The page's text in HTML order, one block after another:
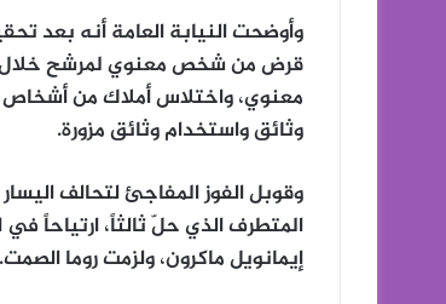
وأوضحت النيابة العامة أنه بعد
قرض من شخص معنوي لمرشح خلال
معنوي، واختلاس أملاك من
وثائق واستخدام وثائق مزورة.
وقوبل الفوز المفاجئ لتحالف
المتطرف الذي حلّ ثالثاً، ارتياحاً
إيمانويل ماكرون، ولزمت روما الصمت.